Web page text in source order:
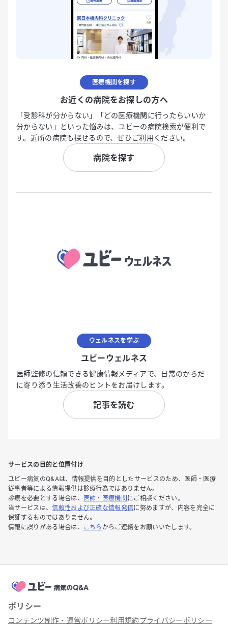
医療機関を探す
お近くの病院をお探しの方へ
「受診科が分からない」「どの医療機関に行ったらいいか
分からない」といった悩みは、ユビーの病院検索が便利で
す。近所の病院も探せるので、ぜひご利用ください。
病院を探す
ウェルネスを学ぶ
ユビーウェルネス
医師監修の信頼できる健康情報メディアで、日常のからだ
に寄り添う生活改善のヒントをお届けします。
記事を読む
サービスの目的と位置付け
ユビー病気のQ&Aは、情報提供を目的としたサービスのため、医師・医療
従事者等による情報提供は診療行為ではありません。
診療を必要とする場合は、
医師・医療機関 にご相談ください。
当サービスは、信頼性および正確な情報発信に努めますが、内容を完全に
保証するものではありません。
情報に誤りがある場合は、
こちら からご連絡をお願いいたします。
ポリシー
コンテンツ制作・運営ポリシー利用規約プライバシーポリシー